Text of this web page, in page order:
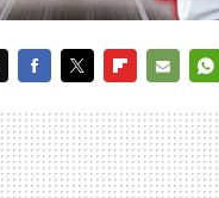
MAIL